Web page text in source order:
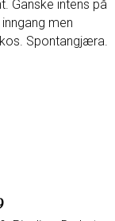
Ganske intens på
men
Spontangjæra.